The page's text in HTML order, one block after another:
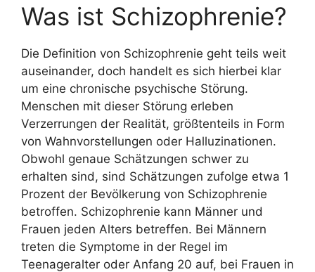
Was ist Schizophrenie?
Die Definition von Schizophrenie geht teils weit
auseinander, doch handelt es sich hierbei klar
um eine chronische psychische Störung.
Menschen mit dieser Störung erleben
Verzerrungen der Realität, größtenteils in Form
von Wahnvorstellungen oder Halluzinationen.
Obwohl genaue Schätzungen schwer zu
erhalten sind, sind Schätzungen zufolge etwa 1
Prozent der Bevölkerung von Schizophrenie
betroffen. Schizophrenie kann Männer und
Frauen jeden Alters betreffen. Bei Männern
treten die Symptome in der Regel im
Teenageralter oder Anfang 20 auf, bei Frauen in